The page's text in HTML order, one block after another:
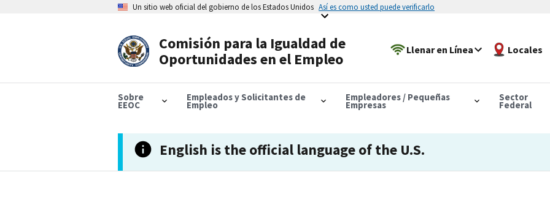
Un sitio web oficial del gobierno de los Estados Unidos Así es como usted puede verificarlo
Comisión para la Igualdad de
Oportunidades en el Empleo
Llenar en Línea Locales
Sobre
EEOC
Empleados y Solicitantes de
Empleo
Empleadores / Pequeñas
Empresas
Sector
Federal
English is the official language of the U.S.